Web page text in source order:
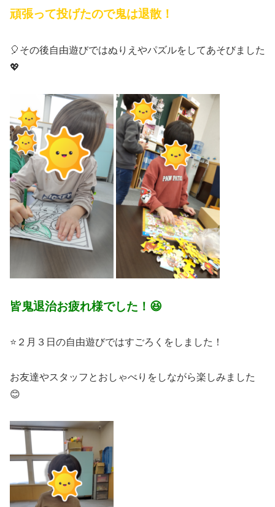
頑張って投げたので鬼は退散！
🎈その後自由遊びではぬりえやパズルをしてあそびました
💖
皆鬼退治お疲れ様でした！😆
⭐２月３日の自由遊びではすごろくをしました！
お友達やスタッフとおしゃべりをしながら楽しみました
😊